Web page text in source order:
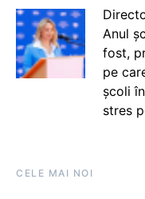
Anul
fost,
pe
școli
stres
CELE MAI NOI